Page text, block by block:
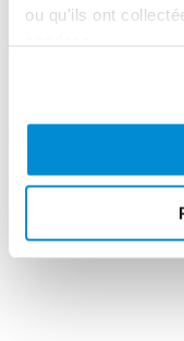
ou qu'ils ont
Pistolet
de
l/min